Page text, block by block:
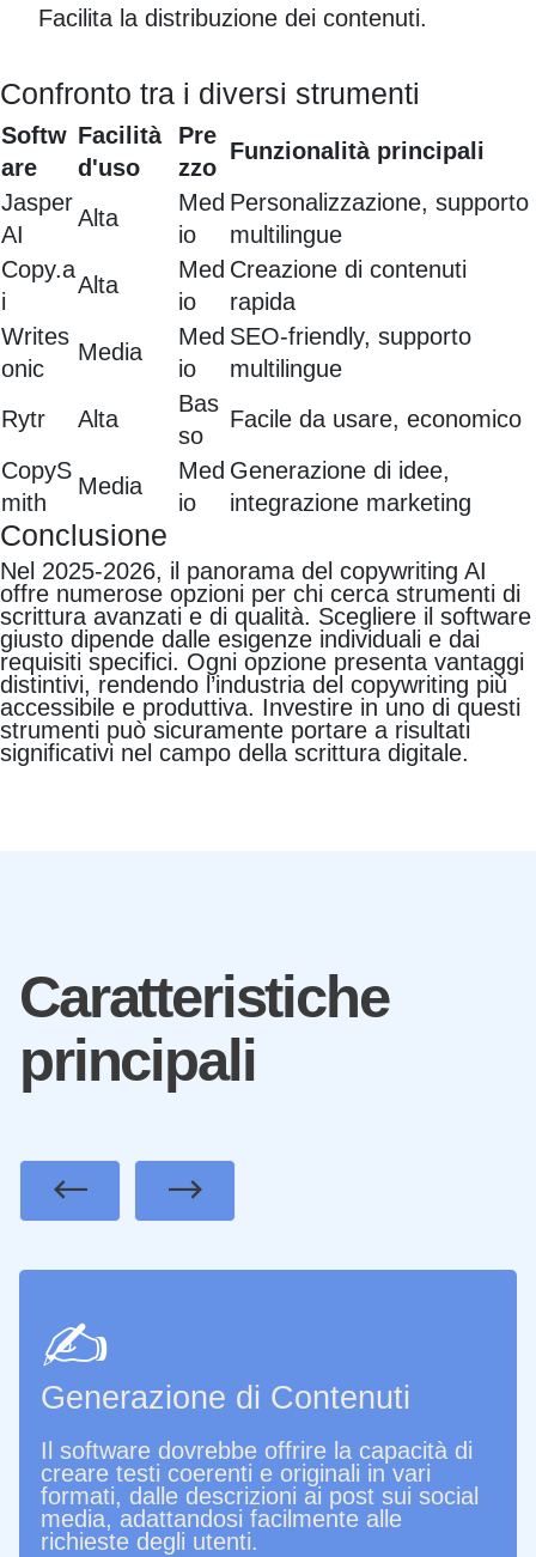
Facilita la distribuzione dei contenuti.
Confronto tra i diversi strumenti
Softw
are
Facilità
d'uso
Pre
zzo
Funzionalità principali
Jasper
AI
Alta
Med
io
Personalizzazione, supporto
multilingue
Copy.a
i
Alta
Med
io
Creazione di contenuti
rapida
Writes
onic
Media
Med
io
SEO-friendly, supporto
multilingue
Rytr
Alta
Bas
so
Facile da usare, economico
CopyS
mith
Media
Med
io
Generazione di idee,
integrazione marketing
Conclusione
Nel 2025-2026, il panorama del copywriting AI
offre numerose opzioni per chi cerca strumenti di
scrittura avanzati e di qualità. Scegliere il software
giusto dipende dalle esigenze individuali e dai
requisiti specifici. Ogni opzione presenta vantaggi
distintivi, rendendo l’industria del copywriting più
accessibile e produttiva. Investire in uno di questi
strumenti può sicuramente portare a risultati
significativi nel campo della scrittura digitale.
Caratteristiche
principali
✍️
Generazione di Contenuti
Il software dovrebbe offrire la capacità di
creare testi coerenti e originali in vari
formati, dalle descrizioni ai post sui social
media, adattandosi facilmente alle
richieste degli utenti.
PreviousNext